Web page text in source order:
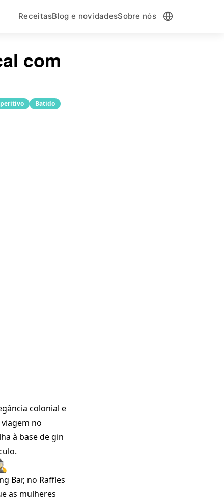
ReceitasBlog e novidadesSobre nós
com
Batido
colonial e
no
à base de gin
Bar, no Raffles
as mulheres